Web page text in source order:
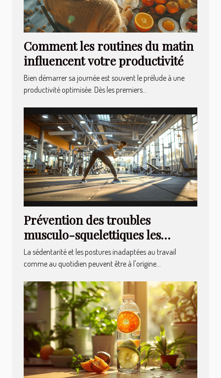
Comment les routines du matin
influencent votre productivité
Bien démarrer sa journée est souvent le prélude à une
productivité optimisée. Dès les premiers...
Prévention des troubles
musculo-squelettiques les
meilleurs exercices pour un
corps en santé
La sédentarité et les postures inadaptées au travail
comme au quotidien peuvent être à l'origine...